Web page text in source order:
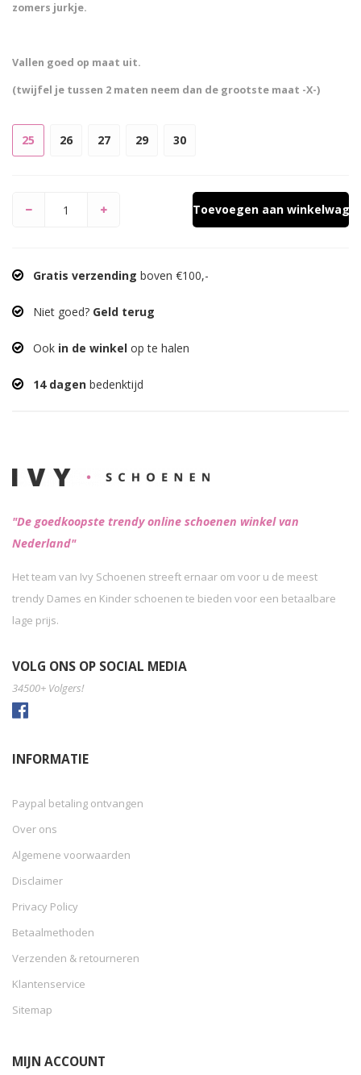
zomers jurkje.
Vallen goed op maat uit.
(twijfel je tussen 2 maten neem dan de grootste maat -X-)
25 26 27 29 30
Toevoegen aan
Gratis verzending boven €100,-
Niet goed? Geld terug
Ook in de winkel op te halen
14 dagen bedenktijd
"De goedkoopste trendy online schoenen winkel van
Nederland"
Het team van Ivy Schoenen streeft ernaar om voor u de meest
trendy Dames en Kinder schoenen te bieden voor een betaalbare
lage prijs.
VOLG ONS OP SOCIAL MEDIA
34500+ Volgers!
INFORMATIE
Paypal betaling ontvangen
Over ons
Algemene voorwaarden
Disclaimer
Privacy Policy
Betaalmethoden
Verzenden & retourneren
Klantenservice
Sitemap
MIJN ACCOUNT